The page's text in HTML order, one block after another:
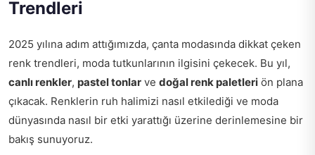
Trendleri
2025 yılına adım attığımızda, çanta modasında dikkat çeken
renk trendleri, moda tutkunlarının ilgisini çekecek. Bu yıl,
canlı renkler, pastel tonlar ve doğal renk paletleri ön plana
çıkacak. Renklerin ruh halimizi nasıl etkilediği ve moda
dünyasında nasıl bir etki yarattığı üzerine derinlemesine bir
bakış sunuyoruz.